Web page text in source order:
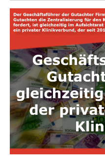
Kommentare